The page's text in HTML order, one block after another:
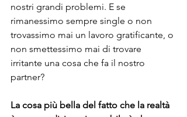
nostri grandi problemi. E se
rimanessimo sempre single o non
trovassimo mai un lavoro gratificante, o
non smettessimo mai di trovare
irritante una cosa che fa il nostro
partner?
La cosa più bella del fatto che la realtà